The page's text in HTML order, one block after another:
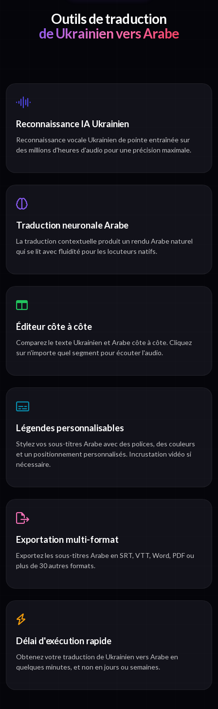
Outils de traduction
de Ukrainien vers Arabe
Reconnaissance IA Ukrainien
Reconnaissance vocale Ukrainien de pointe entraînée sur
des millions d'heures d'audio pour une précision maximale.
Traduction neuronale Arabe
La traduction contextuelle produit un rendu Arabe naturel
qui se lit avec fluidité pour les locuteurs natifs.
Éditeur côte à côte
Comparez le texte Ukrainien et Arabe côte à côte. Cliquez
sur n'importe quel segment pour écouter l'audio.
Légendes personnalisables
Stylez vos sous-titres Arabe avec des polices, des couleurs
et un positionnement personnalisés. Incrustation vidéo si
nécessaire.
Exportation multi-format
Exportez les sous-titres Arabe en SRT, VTT, Word, PDF ou
plus de 30 autres formats.
Délai d'exécution rapide
Obtenez votre traduction de Ukrainien vers Arabe en
quelques minutes, et non en jours ou semaines.